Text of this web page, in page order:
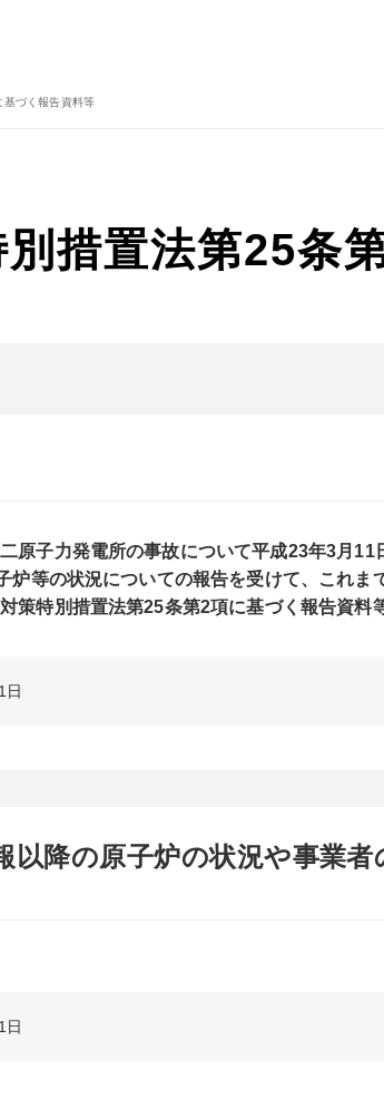
基づく報告資料等
措置法第25条
原子力発電所の事故について平成23年3月
等の状況についての報告を受けて、これま
策特別措置法第25条第2項に基づく報告資料
日
降の原子炉の状況や事業
日